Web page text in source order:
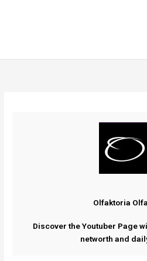
Olfaktoria
Discover the Youtuber Page
networth and